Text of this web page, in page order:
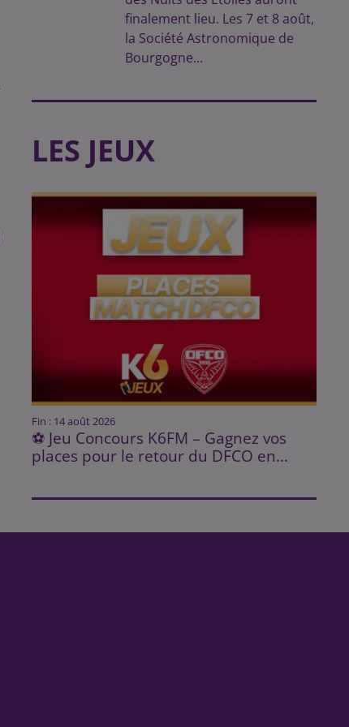
finalement lieu. Les 7 et 8 août,
la Société Astronomique de
Bourgogne...
LES JEUX
Fin : 14 août 2026
⚽ Jeu Concours K6FM – Gagnez vos
places pour le retour du DFCO en...